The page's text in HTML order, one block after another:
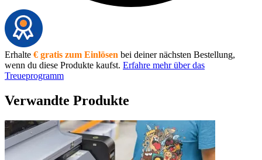
Erhalte € gratis zum Einlösen bei deiner nächsten Bestellung,
wenn du diese Produkte kaufst. Erfahre mehr über das
Treueprogramm
Verwandte Produkte